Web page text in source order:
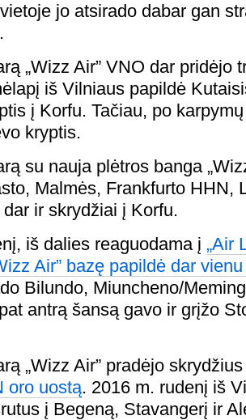
jo atsirado dabar gan
„Wizz Air” VNO dar pridėjo
iš Vilniaus papildė
į Korfu. Tačiau, po
kryptis.
su nauja plėtros banga
Malmės, Frankfurto HHN,
ir skrydžiai į Korfu.
iš dalies reaguodama į „Air
Air” bazę papildė dar
Bilundo, Miuncheno/
antrą šansą gavo ir grįžo
„Wizz Air” pradėjo
oro uostą. 2016 m. rudenį iš
į Begeną, Stavangerį ir